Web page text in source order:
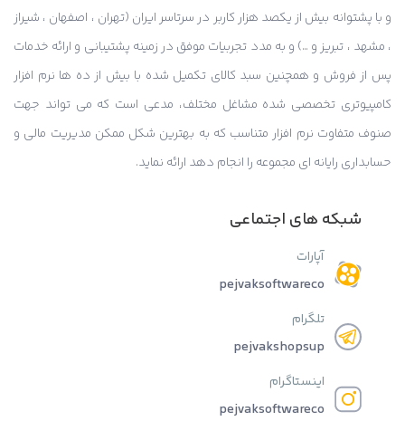
و با پشتوانه بیش از یکصد هزار کاربر در سرتاسر ایران (تهران ، اصفهان ، شیراز
، مشهد ، تبریز و …) و به مدد تجربیات موفق در زمینه پشتیبانی و ارائه خدمات
پس از فروش و همچنین سبد کالای تکمیل شده با بیش از ده ها نرم افزار
کامپیوتری تخصصی شده مشاغل مختلف، مدعی است که می تواند جهت
صنوف متفاوت نرم افزار متناسب که به بهترین شکل ممکن مدیریت مالی و
حسابداری رایانه ای مجموعه را انجام دهد ارائه نماید.
شبکه های اجتماعی
آپارات
pejvaksoftwareco
تلگرام
pejvakshopsup
اینستاگرام
pejvaksoftwareco